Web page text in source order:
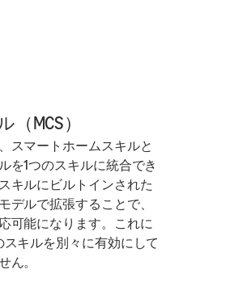
MCS）
スマートホームスキルと
を1つのスキルに統合でき
キルにビルトインされた
デルで拡張することで、
可能になります。これに
キルを別々に有効にして
ん。